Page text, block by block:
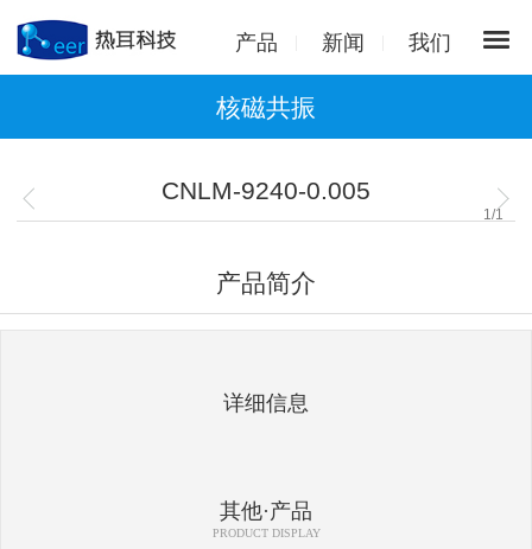
产品 新闻 我们
核磁共振
CNLM-9240-0.005
1 /1
产品简介
详细信息
其他·产品
PRODUCT DISPLAY